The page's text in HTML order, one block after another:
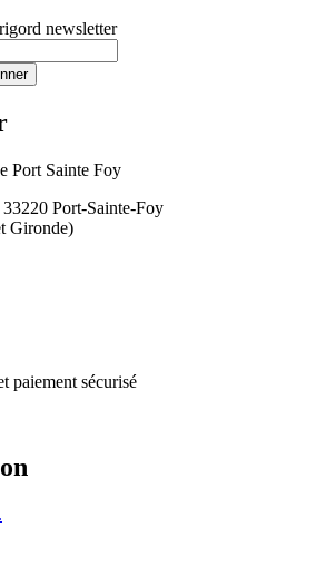
newsletter
Port Sainte Foy
Port-Sainte-Foy
Gironde)